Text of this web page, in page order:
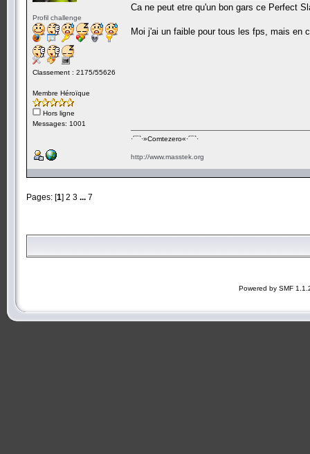
Profil challenge
Classement : 2175/55626
Membre Héroïque
Hors ligne
Messages: 1001
Ca ne peut etre qu'un bon gars ce Perfect
Moi j'ai un faible pour tous les fps, mais en
·´¯`·­»Comtezero«­·´¯`·
http://www.masstek.org
Pages: [1] 2 3 ... 7
Powered by SMF